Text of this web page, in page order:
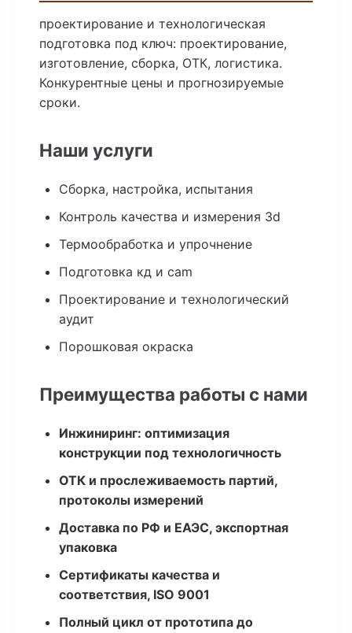
проектирование и технологическая
подготовка под ключ: проектирование,
изготовление, сборка, ОТК, логистика.
Конкурентные цены и прогнозируемые
сроки.
Наши услуги
Сборка, настройка, испытания
Контроль качества и измерения 3d
Термообработка и упрочнение
Подготовка кд и cam
Проектирование и технологический
аудит
Порошковая окраска
Преимущества работы с нами
Инжиниринг: оптимизация
конструкции под технологичность
ОТК и прослеживаемость партий,
протоколы измерений
Доставка по РФ и ЕАЭС, экспортная
упаковка
Сертификаты качества и
соответствия, ISO 9001
Полный цикл от прототипа до